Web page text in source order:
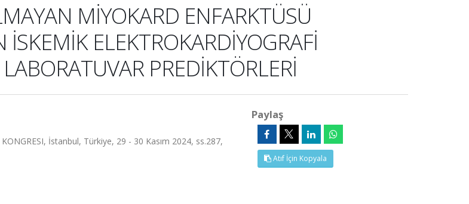
MİYOKARD ENFARKTÜSÜ
ELEKTROKARDİYOGRAFİ
PREDİKTÖRLERİ
İstanbul, Türkiye, 29 - 30 Kasım 2024, ss.287,
Paylaş
Atıf İçin Kopyala